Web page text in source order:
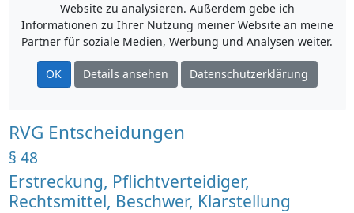
Website zu analysieren. Außerdem gebe ich
Informationen zu Ihrer Nutzung meiner Website an meine
Partner für soziale Medien, Werbung und Analysen weiter.
OK Details ansehen Datenschutzerklärung
RVG Entscheidungen
§ 48
Erstreckung, Pflichtverteidiger,
Rechtsmittel, Beschwer, Klarstellung